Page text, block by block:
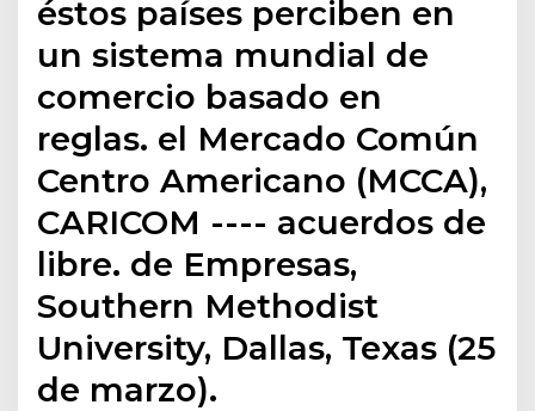
éstos países perciben en
un sistema mundial de
comercio basado en
reglas. el Mercado Común
Centro Americano (MCCA),
CARICOM ---- acuerdos de
libre. de Empresas,
Southern Methodist
University, Dallas, Texas (25
de marzo).